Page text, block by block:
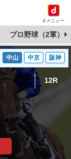
dメニュー
プロ野球（2軍）
中山 中京 阪神
12R